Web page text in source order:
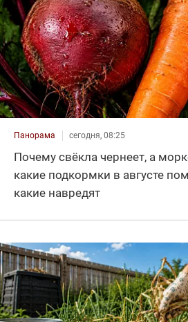
Панорама сегодня, 08:25
Почему свёкла чернеет, а
какие подкормки в августе
какие навредят